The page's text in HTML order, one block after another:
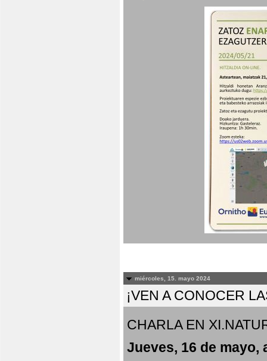
miércoles, 15. mayo 2024
¡VEN A CONOCER
CHARLA EN
Jueves, 16 de mayo,